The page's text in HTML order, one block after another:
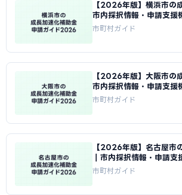
き融資）を組み合わせた資金計画が必要で
【2026年版】横浜市の
市内採択情報・申請支援
め｜成長加速化補助金ナビ
市町村ガイド
【2026年版】大阪市の
市内採択情報・申請支援
め｜成長加速化補助金ナビ
市町村ガイド
【2026年版】名古屋市
｜市内採択情報・申請支
とめ｜成長加速化補助金
市町村ガイド